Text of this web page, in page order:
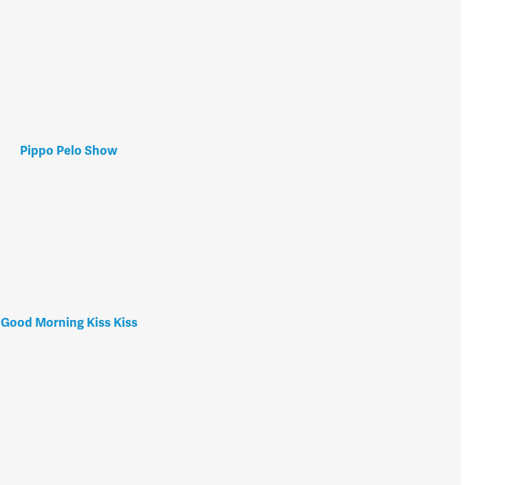
Pippo Pelo Show
Good Morning Kiss Kiss